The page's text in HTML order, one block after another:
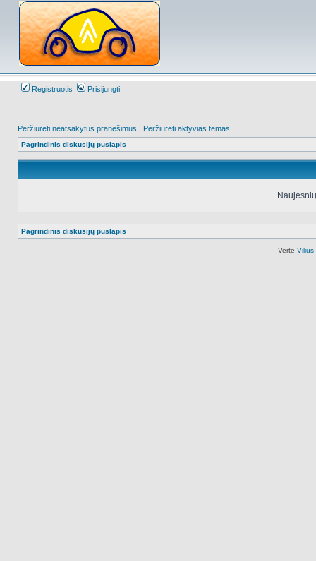
Registruotis Prisijungti
Peržiūrėti neatsakytus pranešimus | Peržiūrėti aktyvias temas
Pagrindinis diskusijų puslapis
Pagrindinis diskusijų puslapis
Vertė Vilius